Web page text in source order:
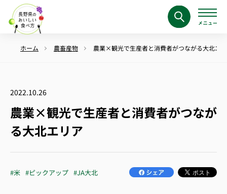
ホーム 農畜産物 農業×観光で生産者と消費者がつながる大北エ
2022.10.26
農業×観光で生産者と消費者がつなが
る大北エリア
#米 #ピックアップ #JA大北